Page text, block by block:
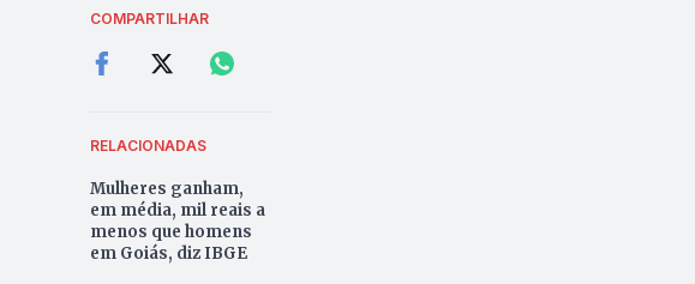
COMPARTILHAR
RELACIONADAS
Mulheres ganham,
em média, mil reais a
menos que homens
em Goiás, diz IBGE